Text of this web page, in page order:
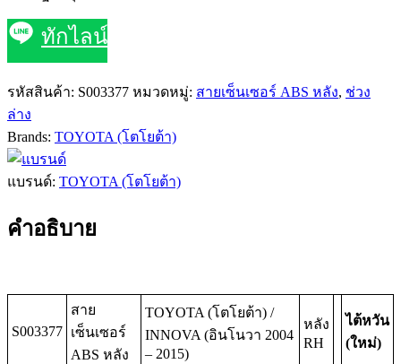
ทักไลน์
รหัสสินค้า: S003377 หมวดหมู่: สายเซ็นเซอร์ ABS หลัง, ช่วง
ล่าง
Brands: TOYOTA (โตโยต้า)
แบรนด์: TOYOTA (โตโยต้า)
คำอธิบาย
S003377
สาย
เซ็นเซอร์
ABS หลัง
TOYOTA (โตโยต้า) /
INNOVA (อินโนวา 2004
– 2015)
หลัง
RH
ไต้หวัน
(ใหม่)